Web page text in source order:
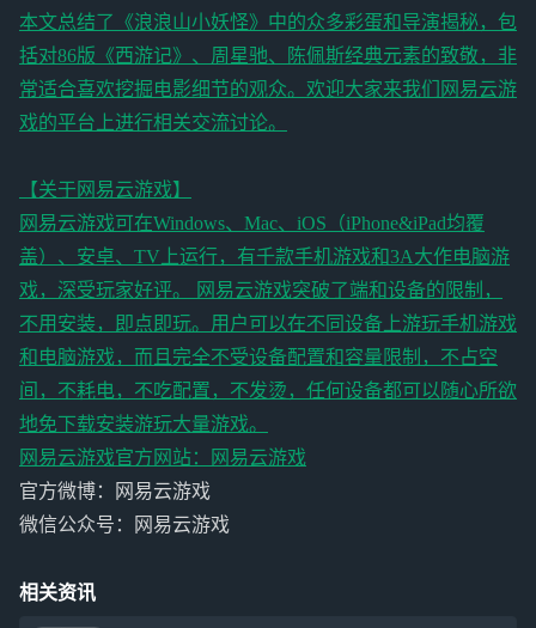
本文总结了《浪浪山小妖怪》中的众多彩蛋和导演揭秘，包
括对86版《西游记》、周星驰、陈佩斯经典元素的致敬，非
常适合喜欢挖掘电影细节的观众。欢迎大家来我们网易云游
戏的平台上进行相关交流讨论。
【关于网易云游戏】
网易云游戏可在Windows、Mac、iOS（iPhone&iPad均覆
盖）、安卓、TV上运行，有千款手机游戏和3A大作电脑游
戏，深受玩家好评。 网易云游戏突破了端和设备的限制，
不用安装，即点即玩。用户可以在不同设备上游玩手机游戏
和电脑游戏，而且完全不受设备配置和容量限制，不占空
间，不耗电，不吃配置，不发烫，任何设备都可以随心所欲
地免下载安装游玩大量游戏。
网易云游戏官方网站：
网易云游戏
官方微博：网易云游戏
微信公众号：网易云游戏
相关资讯